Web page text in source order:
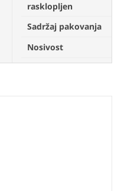
rasklopljen
Sadržaj pakovanja
Nosivost